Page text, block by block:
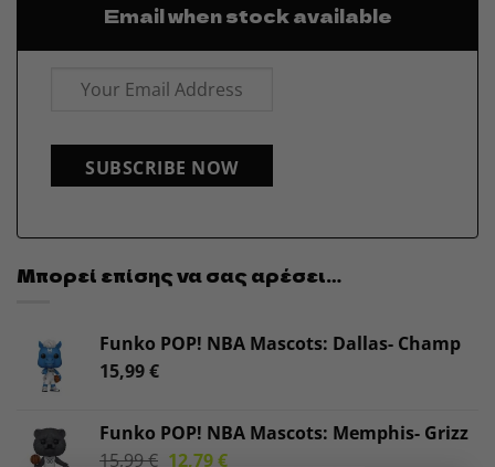
Email when stock available
SUBSCRIBE NOW
Μπορεί επίσης να σας αρέσει…
Funko POP! NBA Mascots: Dallas- Champ
15,99€
Funko POP! NBA Mascots: Memphis- Grizz
15,99€ Original
12,79€Η